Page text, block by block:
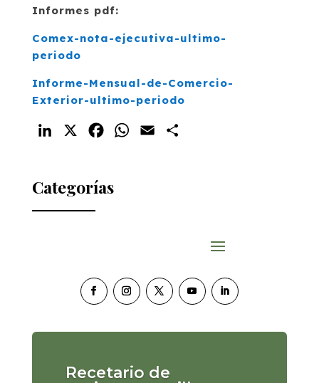
Informes pdf:
Comex-nota-ejecutiva-ultimo-
periodo
Informe-Mensual-de-Comercio-
Exterior-ultimo-periodo
LinkedIn FacebookWhatsApp
Email
Categorías
Recetario de